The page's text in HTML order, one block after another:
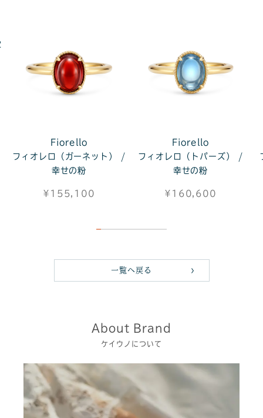
Fiorello
フィオレロ（ガーネット） /
幸せの粉
¥155,100
Fiorello
フィオレロ（トパーズ） /
幸せの粉
¥160,600
一覧へ戻る
About Brand
ケイウノについて